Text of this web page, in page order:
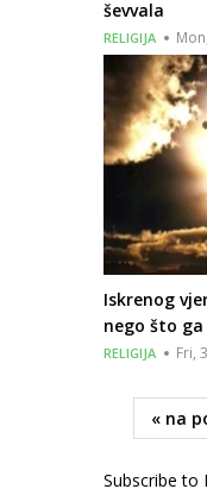
ševvala
RELIGIJA
Iskrenog
nego što
RELIGIJA Fri,
First
page
« na
Subscribe to